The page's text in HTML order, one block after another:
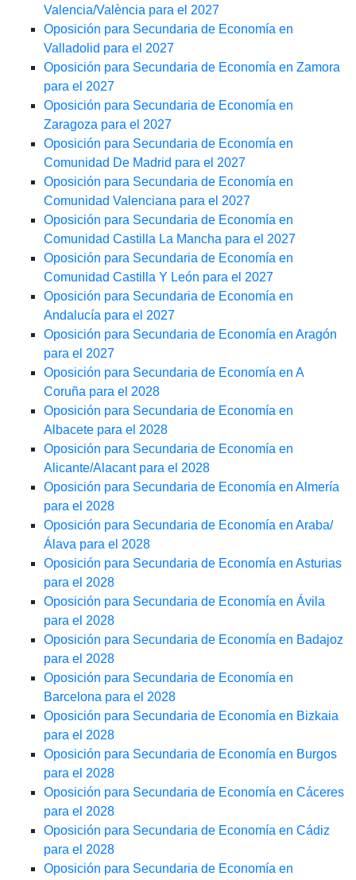
Valencia/València para el 2027
Oposición para Secundaria de Economía en
Valladolid para el 2027
Oposición para Secundaria de Economía en Zamora
para el 2027
Oposición para Secundaria de Economía en
Zaragoza para el 2027
Oposición para Secundaria de Economía en
Comunidad De Madrid para el 2027
Oposición para Secundaria de Economía en
Comunidad Valenciana para el 2027
Oposición para Secundaria de Economía en
Comunidad Castilla La Mancha para el 2027
Oposición para Secundaria de Economía en
Comunidad Castilla Y León para el 2027
Oposición para Secundaria de Economía en
Andalucía para el 2027
Oposición para Secundaria de Economía en Aragón
para el 2027
Oposición para Secundaria de Economía en A
Coruña para el 2028
Oposición para Secundaria de Economía en
Albacete para el 2028
Oposición para Secundaria de Economía en
Alicante/Alacant para el 2028
Oposición para Secundaria de Economía en Almería
para el 2028
Oposición para Secundaria de Economía en Araba/
Álava para el 2028
Oposición para Secundaria de Economía en Asturias
para el 2028
Oposición para Secundaria de Economía en Ávila
para el 2028
Oposición para Secundaria de Economía en Badajoz
para el 2028
Oposición para Secundaria de Economía en
Barcelona para el 2028
Oposición para Secundaria de Economía en Bizkaia
para el 2028
Oposición para Secundaria de Economía en Burgos
para el 2028
Oposición para Secundaria de Economía en Cáceres
para el 2028
Oposición para Secundaria de Economía en Cádiz
para el 2028
Oposición para Secundaria de Economía en